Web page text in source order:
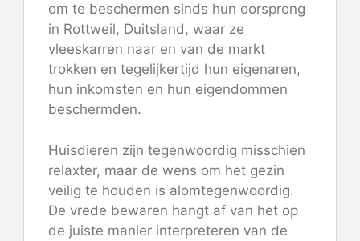
om te beschermen sinds hun oorsprong
in Rottweil, Duitsland, waar ze
vleeskarren naar en van de markt
trokken en tegelijkertijd hun eigenaren,
hun inkomsten en hun eigendommen
beschermden.
Huisdieren zijn tegenwoordig misschien
relaxter, maar de wens om het gezin
veilig te houden is alomtegenwoordig.
De vrede bewaren hangt af van het op
de juiste manier interpreteren van de